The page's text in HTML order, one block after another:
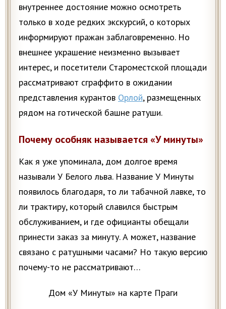
внутреннее достояние можно осмотреть
только в ходе редких экскурсий, о которых
информируют пражан заблаговременно. Но
внешнее украшение неизменно вызывает
интерес, и посетители Староместской площади
рассматривают сграффито в ожидании
представления курантов Орлой, размещенных
рядом на готической башне ратуши.
Почему особняк называется «У минуты»
Как я уже упоминала, дом долгое время
называли У Белого льва. Название У Минуты
появилось благодаря, то ли табачной лавке, то
ли трактиру, который славился быстрым
обслуживанием, и где официанты обещали
принести заказ за минуту. А может, название
связано с ратушными часами? Но такую версию
почему-то не рассматривают…
Дом «У Минуты» на карте Праги